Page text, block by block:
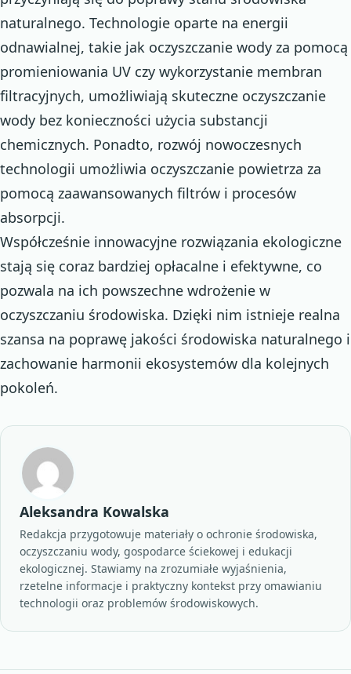
naturalnego. Technologie oparte na energii
odnawialnej, takie jak oczyszczanie wody za pomocą
promieniowania UV czy wykorzystanie membran
filtracyjnych, umożliwiają skuteczne oczyszczanie
wody bez konieczności użycia substancji
chemicznych. Ponadto, rozwój nowoczesnych
technologii umożliwia oczyszczanie powietrza za
pomocą zaawansowanych filtrów i procesów
absorpcji.
Współcześnie innowacyjne rozwiązania ekologiczne
stają się coraz bardziej opłacalne i efektywne, co
pozwala na ich powszechne wdrożenie w
oczyszczaniu środowiska. Dzięki nim istnieje realna
szansa na poprawę jakości środowiska naturalnego i
zachowanie harmonii ekosystemów dla kolejnych
pokoleń.
Aleksandra Kowalska
Redakcja przygotowuje materiały o ochronie środowiska,
oczyszczaniu wody, gospodarce ściekowej i edukacji
ekologicznej. Stawiamy na zrozumiałe wyjaśnienia,
rzetelne informacje i praktyczny kontekst przy omawianiu
technologii oraz problemów środowiskowych.